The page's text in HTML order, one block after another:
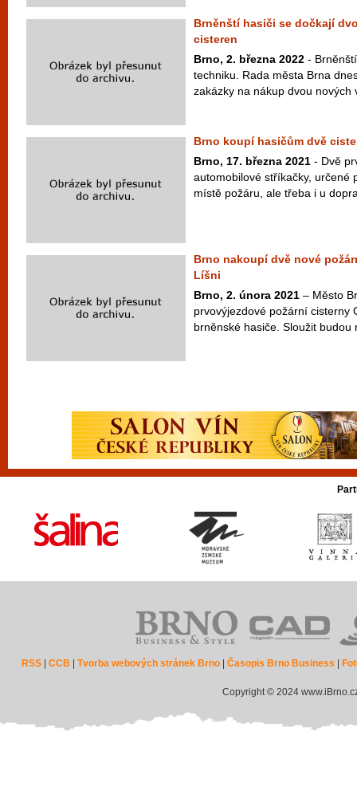
Brněnští hasiči se dočkají
cisteren
Brno, 2. března 2022 -
techniku. Rada města Brna
zakázky na nákup dvou nových
Brno koupí hasičům dvě
Brno, 17. března 2021 - Dvě
automobilové stříkačky, určené
místě požáru, ale třeba i u
Brno nakoupí dvě nové
Líšni
Brno, 2. února 2021 – Město
prvovýjezdové požární cisterny
brněnské hasiče. Sloužit budou
RSS |CCB |Tvorba webových stránek Brno |Časopis Brno Business
Copyright © 2024